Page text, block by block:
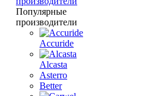
Популярные
производители
Accuride
Alcasta
Asterro
Better